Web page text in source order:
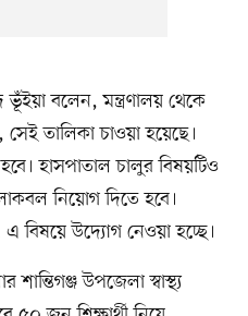
বলেন, মন্ত্রণালয় থেকে
তালিকা চাওয়া হয়েছে।
হাসপাতাল চালুর বিষয়টিও
নিয়োগ দিতে হবে।
বিষয়ে উদ্যোগ নেওয়া হচ্ছে।
উপজেলা স্বাস্থ্য